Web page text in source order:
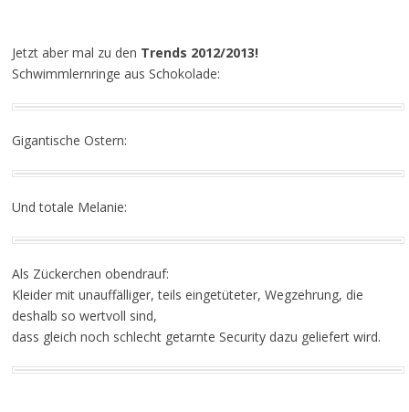
Jetzt aber mal zu den Trends 2012/2013!
Schwimmlernringe aus Schokolade:
Gigantische Ostern:
Und totale Melanie:
Als Zückerchen obendrauf:
Kleider mit unauffälliger, teils eingetüteter, Wegzehrung, die
deshalb so wertvoll sind,
dass gleich noch schlecht getarnte Security dazu geliefert wird.